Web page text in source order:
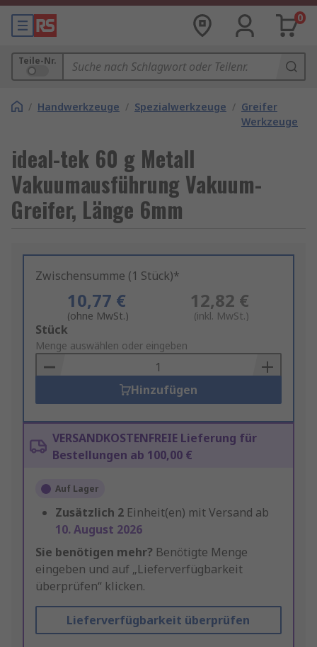
0
Teile-Nr.
/ Handwerkzeuge / Spezialwerkzeuge / Greifer
Werkzeuge
ideal-tek 60 g Metall
Vakuumausführung Vakuum-
Greifer, Länge 6mm
Zwischensumme (1 Stück)*
10,77 €
(ohne MwSt.)
12,82 €
(inkl. MwSt.)
Add
to
Basket
Stück
Menge auswählen oder eingeben
Hinzufügen
VERSANDKOSTENFREIE Lieferung für
Bestellungen ab 100,00 €
Auf Lager
Zusätzlich 2 Einheit(en) mit Versand ab
10. August 2026
Sie benötigen mehr? Benötigte Menge
eingeben und auf „Lieferverfügbarkeit
überprüfen“ klicken.
Lieferverfügbarkeit überprüfen